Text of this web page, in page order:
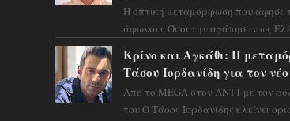
Η οπτική μεταμόρφωση που άφησε
άφωνους Όσοι την αγάπησαν ως
προετοιμαστο...
Κρίνο και Αγκάθι: Η
Τάσου Ιορδανίδη για τον
Από το MEGA στον ΑΝΤ1 με τον
του Ο Τάσος Ιορδανίδης κλείνει